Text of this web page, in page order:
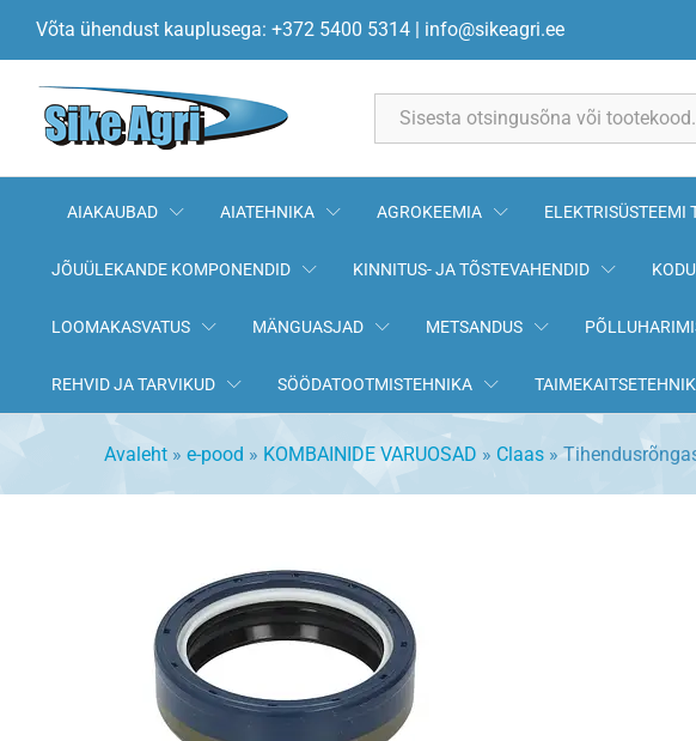
Võta ühendust kauplusega: +372 5400 5314 | info@sikeagri.ee
AIAKAUBAD AIATEHNIKA AGROKEEMIA ELEKTRISÜSTEEMI
JÕUÜLEKANDE KOMPONENDID KINNITUS- JA TÕSTEVAHENDID
LOOMAKASVATUS MÄNGUASJAD METSANDUS
REHVID JA TARVIKUD SÖÖDATOOTMISTEHNIKA
Avaleht » e-pood » KOMBAINIDE VARUOSAD » Claas »
Tihendusrõngas 0004687790 CLAAS